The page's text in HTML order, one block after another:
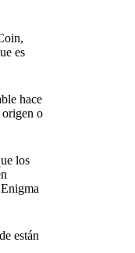
es
hace
origen o
los
están